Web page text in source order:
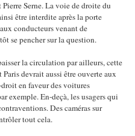
Serne. La voie de droite du
être interdite après la porte
conducteurs venant de
se pencher sur la question.
la circulation par ailleurs, cette
devrait aussi être ouverte aux
en faveur des voitures
exemple. En-deçà, les usagers qui
Des caméras sur
tout cela.